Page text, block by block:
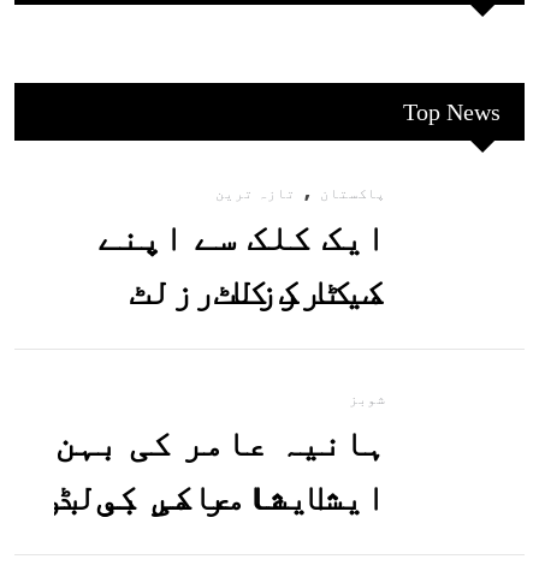
Top News
پاکستان , تازہ ترین
ایک کلک سے اپنے
میٹرک کا رزلٹ
معلوم کریں
شوبز
ہانیہ عامر کی بہن
ایشا عامر کی بولڈ
تصاویر وائرل ہو